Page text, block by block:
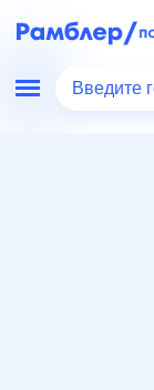
Введите